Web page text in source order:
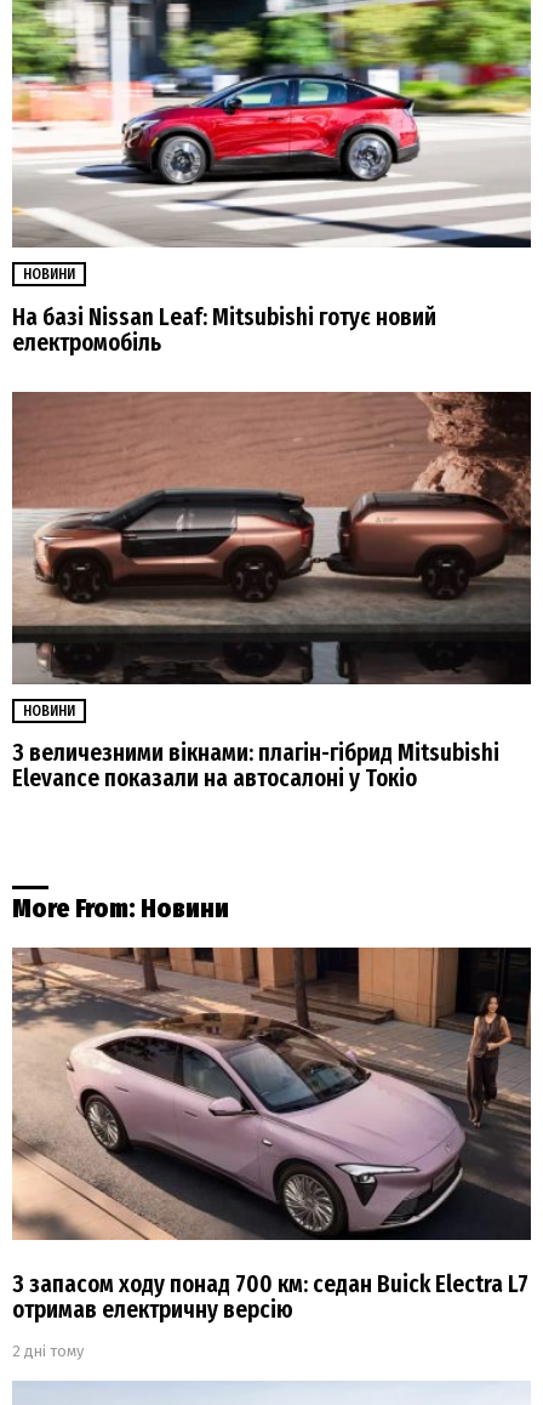
НОВИНИ
На базі Nissan Leaf: Mitsubishi готує новий
електромобіль
НОВИНИ
З величезними вікнами: плагін-гібрид Mitsubishi
Elevance показали на автосалоні у Токіо
More From: Новини
З запасом ходу понад 700 км: седан Buick Electra L7
отримав електричну версію
2 дні тому